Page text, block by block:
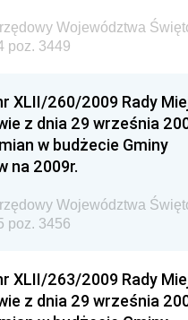
Urzędowy Ministra
Morskiej
Urzędowy Ministra Spraw
Urzędowy Centralnego
Urzędowy Urzędu
Urzędowy Generalnej
i Autostrad
Województwa
poz. 3449
XLII/260/2009 Rady
z dnia 29 września
w budżecie Gminy
na 2009r.
Województwa
poz. 3456
XLII/263/2009 Rady
z dnia 29 września